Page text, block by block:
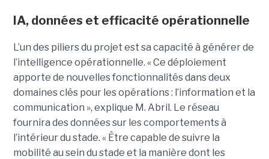
IA, données et efficacité opérationnelle
L’un des piliers du projet est sa capacité à générer de
l’intelligence opérationnelle. « Ce déploiement
apporte de nouvelles fonctionnalités dans deux
domaines clés pour les opérations : l’information et la
communication », explique M. Abril. Le réseau
fournira des données sur les comportements à
l’intérieur du stade. « Être capable de suivre la
mobilité au sein du stade et la manière dont les